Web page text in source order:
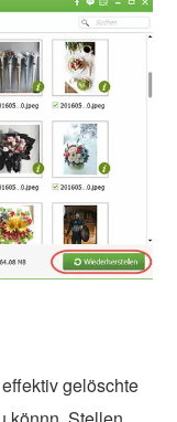
gelöschte